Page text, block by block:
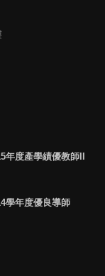
年度產學績優教師II
學年度優良導師